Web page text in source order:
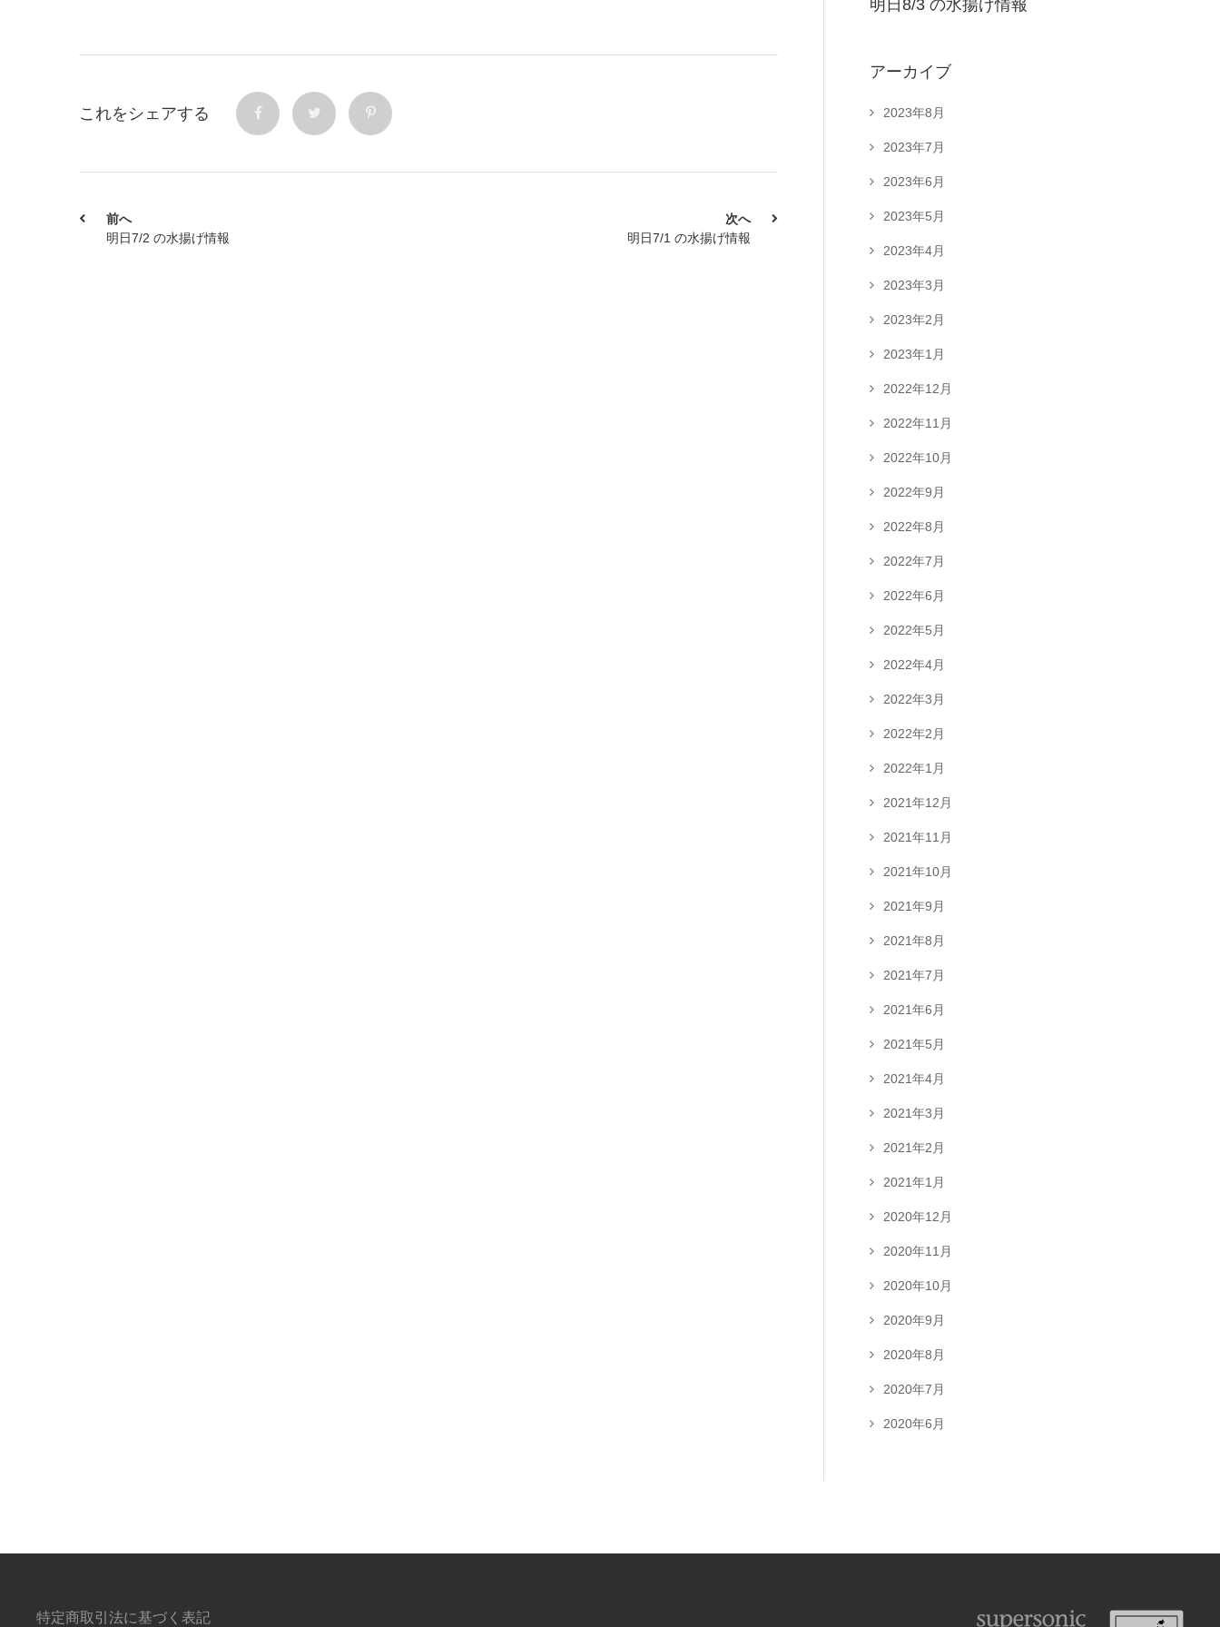
これをシェアする
前へ
明日7/2 の水揚げ情報
次へ
明日7/1 の水揚げ情報
明日8/3 の水揚げ情報
アーカイブ
2023年8月
2023年7月
2023年6月
2023年5月
2023年4月
2023年3月
2023年2月
2023年1月
2022年12月
2022年11月
2022年10月
2022年9月
2022年8月
2022年7月
2022年6月
2022年5月
2022年4月
2022年3月
2022年2月
2022年1月
2021年12月
2021年11月
2021年10月
2021年9月
2021年8月
2021年7月
2021年6月
2021年5月
2021年4月
2021年3月
2021年2月
2021年1月
2020年12月
2020年11月
2020年10月
2020年9月
2020年8月
2020年7月
2020年6月
特定商取引法に基づく表記